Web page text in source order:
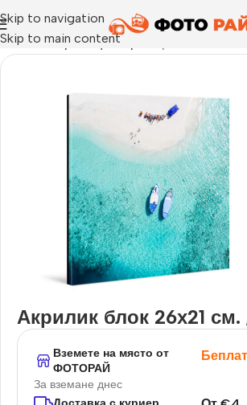
Skip to navigation
Skip to main content
Начало›Принт център
Акрилик блок 26х21
Вземете на място от
ФОТОРАЙ
За вземане днес